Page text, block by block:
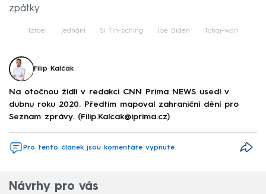
zpátky.
Izrael jednání Si Ťin-pching Joe Biden Tchaj-wan
Filip Kalčák
Na otočnou židli v redakci CNN Prima NEWS usedl v
dubnu roku 2020. Předtím mapoval zahraniční dění pro
Seznam zprávy. (Filip.Kalcak@iprima.cz)
Pro tento článek jsou komentáře vypnuté
Návrhy pro vás